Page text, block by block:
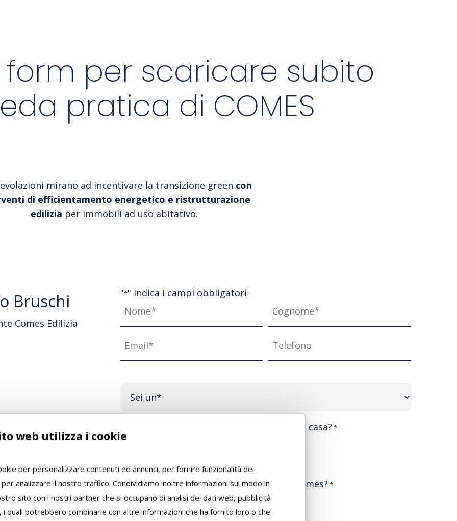
web utilizza i cookie
per personalizzare contenuti ed annunci, per fornire funzionalità dei
analizzare il nostro traffico. Condividiamo inoltre informazioni sul modo in
sito con i nostri partner che si occupano di analisi dei dati web, pubblicità
i quali potrebbero combinarle con altre informazioni che ha fornito loro o che
per scaricare subito
pratica di COMES
mirano ad incentivare la transizione green con
di efficientamento energetico e ristrutturazione
edilizia per immobili ad uso abitativo.
Bruschi
Comes Edilizia
"*" indica i campi obbligatori
Nome
Cognome
Email Telefono
Stai valutando lavori di ristrutturazione in casa? *
Vuoi ricevere maggiori informazioni da Comes? *
Sì